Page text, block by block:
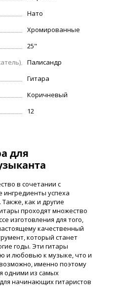
Нато
Хромированные
25"
Палисандр
Гитара
Коричневый
12
для
в сочетании с
ингредиенты успеха
Также, как и другие
проходят множество
изготовления для того,
качественный
который станет
годы. Эти гитары
и любовью к музыке, что и
именно поэтому
одними из самых
начинающих гитаристов